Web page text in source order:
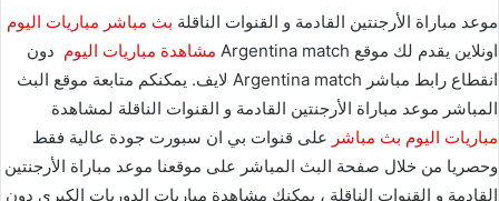
موعد مباراة الأرجنتين القادمة و القنوات الناقلة بث مباشر مباريات اليوم
اونلاين يقدم لك موقع Argentina match
مشاهدة مباريات اليوم دون
انقطاع رابط مباشر Argentina match لايف. يمكنكم متابعة موقع البث
المباشر موعد مباراة الأرجنتين القادمة و القنوات الناقلة لمشاهدة
مباريات اليوم بث مباشر على قنوات بي ان سبورت جودة عالية فقط
وحصريا من خلال صفحة البث المباشر على موقعنا موعد مباراة الأرجنتين
القادمة و القنوات الناقلة ، يمكنك مشاهدة مباريات الدوريات الكبرى دون